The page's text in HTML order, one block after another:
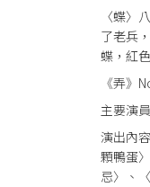
〈蝶〉
了老兵
蝶，紅
《弄》
主要演
演出內
顆鴨蛋
忌〉、